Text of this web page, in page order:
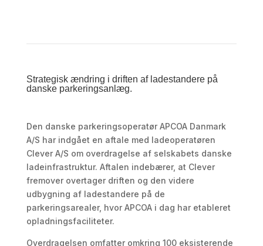
Strategisk ændring i driften af ladestandere på
danske parkeringsanlæg.
Den danske parkeringsoperatør APCOA Danmark
A/S har indgået en aftale med ladeoperatøren
Clever A/S om overdragelse af selskabets danske
ladeinfrastruktur. Aftalen indebærer, at Clever
fremover overtager driften og den videre
udbygning af ladestandere på de
parkeringsarealer, hvor APCOA i dag har etableret
opladningsfaciliteter.
Overdragelsen omfatter omkring 100 eksisterende